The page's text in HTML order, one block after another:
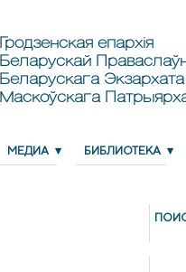
Гродзенская епархія
Беларускай
Беларускага Экзархата
Маскоўскага
МЕДИА БИБЛИОТЕКА